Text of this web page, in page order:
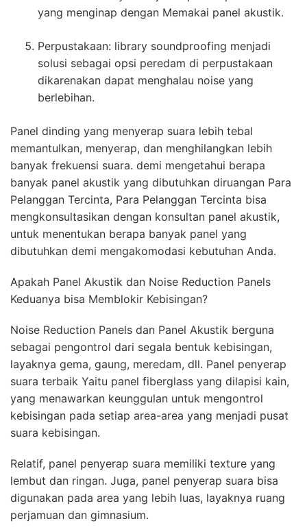
yang menginap dengan Memakai panel akustik.
Perpustakaan: library soundproofing menjadi
solusi sebagai opsi peredam di perpustakaan
dikarenakan dapat menghalau noise yang
berlebihan.
Panel dinding yang menyerap suara lebih tebal
memantulkan, menyerap, dan menghilangkan lebih
banyak frekuensi suara. demi mengetahui berapa
banyak panel akustik yang dibutuhkan diruangan Para
Pelanggan Tercinta, Para Pelanggan Tercinta bisa
mengkonsultasikan dengan konsultan panel akustik,
untuk menentukan berapa banyak panel yang
dibutuhkan demi mengakomodasi kebutuhan Anda.
Apakah Panel Akustik dan Noise Reduction Panels
Keduanya bisa Memblokir Kebisingan?
Noise Reduction Panels dan Panel Akustik berguna
sebagai pengontrol dari segala bentuk kebisingan,
layaknya gema, gaung, meredam, dll. Panel penyerap
suara terbaik Yaitu panel fiberglass yang dilapisi kain,
yang menawarkan keunggulan untuk mengontrol
kebisingan pada setiap area-area yang menjadi pusat
suara kebisingan.
Relatif, panel penyerap suara memiliki texture yang
lembut dan ringan. Juga, panel penyerap suara bisa
digunakan pada area yang lebih luas, layaknya ruang
perjamuan dan gimnasium.